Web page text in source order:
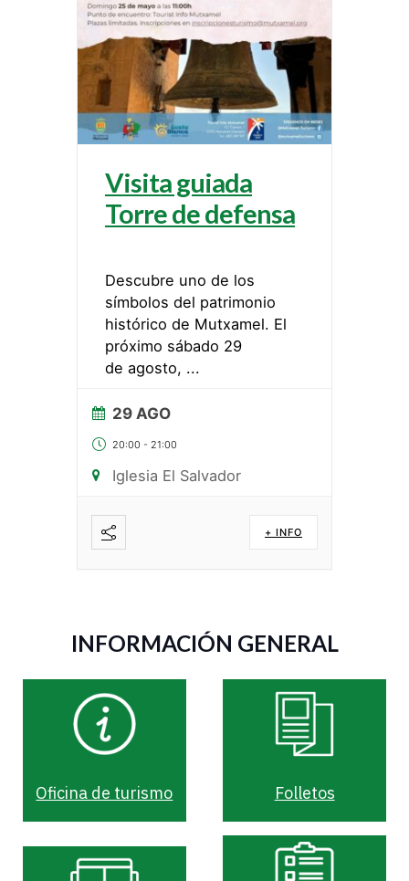
Visita guiada
Torre de defensa
Descubre uno de los
símbolos del patrimonio
histórico de Mutxamel. El
próximo sábado 29
de agosto, ...
29 AGO
20:00 - 21:00
Iglesia El Salvador
+ INFO
INFORMACIÓN GENERAL
Oficina de turismo Folletos